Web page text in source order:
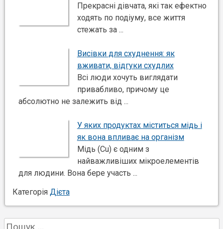
Прекрасні дівчата, які так ефектно
ходять по подіуму, все життя
стежать за ...
Висівки для схуднення: як
вживати, відгуки схудлих
Всі люди хочуть виглядати
привабливо, причому це
абсолютно не залежить від ...
У яких продуктах міститься мідь і
як вона впливає на організм
Мідь (Cu) є одним з
найважливіших мікроелементів
для людини. Вона бере участь ...
Категорія Дієта
Пошук: